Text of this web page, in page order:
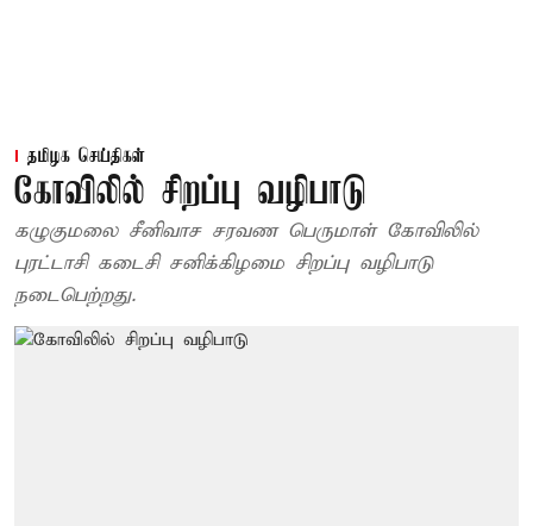
தமிழக செய்திகள்
கோவிலில் சிறப்பு வழிபாடு
கழுகுமலை சீனிவாச சரவண பெருமாள் கோவிலில்
புரட்டாசி கடைசி சனிக்கிழமை சிறப்பு வழிபாடு
நடைபெற்றது.